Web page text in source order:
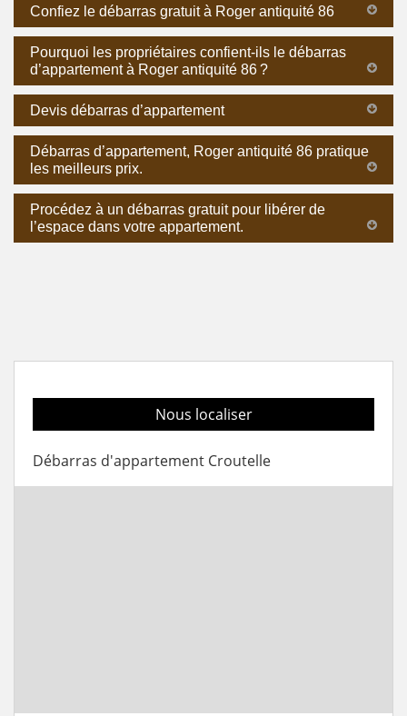
Confiez le débarras gratuit à Roger antiquité 86
Pourquoi les propriétaires confient-ils le débarras
d’appartement à Roger antiquité 86 ?
Devis débarras d’appartement
Débarras d’appartement, Roger antiquité 86 pratique
les meilleurs prix.
Procédez à un débarras gratuit pour libérer de
l’espace dans votre appartement.
Nous localiser
Débarras d'appartement Croutelle